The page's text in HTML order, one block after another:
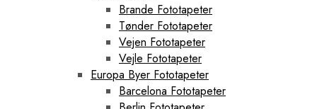
Brande Fototapeter
Tønder Fototapeter
Vejen Fototapeter
Vejle Fototapeter
Europa Byer Fototapeter
Barcelona Fototapeter